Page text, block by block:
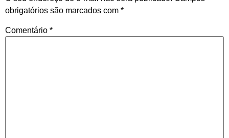
obrigatórios são marcados com *
Comentário *